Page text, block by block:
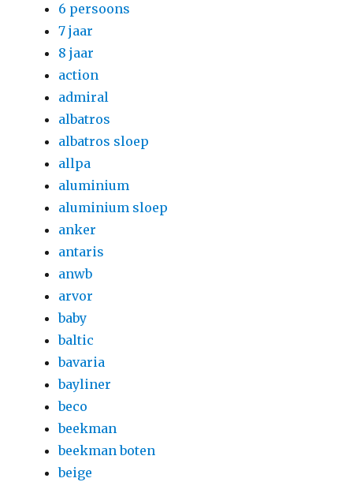
6 persoons
7 jaar
8 jaar
action
admiral
albatros
albatros sloep
allpa
aluminium
aluminium sloep
anker
antaris
anwb
arvor
baby
baltic
bavaria
bayliner
beco
beekman
beekman boten
beige